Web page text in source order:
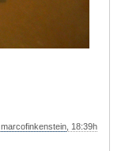
marcofinkenstein , 18:39h